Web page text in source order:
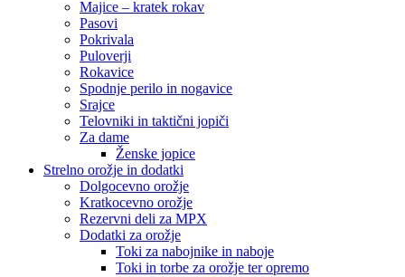
Majice – kratek rokav
Pasovi
Pokrivala
Puloverji
Rokavice
Spodnje perilo in nogavice
Srajce
Telovniki in taktični jopiči
Za dame
Ženske jopice
Strelno orožje in dodatki
Dolgocevno orožje
Kratkocevno orožje
Rezervni deli za MPX
Dodatki za orožje
Toki za nabojnike in naboje
Toki in torbe za orožje ter opremo